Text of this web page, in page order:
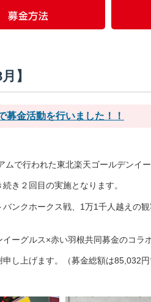
】
募金活動を行いました！！
で行われた東北楽天ゴールデンイ
き２回目の実施となります。
ンクホークス戦、1万1千人越えの
ーグルス×赤い羽根共同募金のコラ
し上げます。（募金総額は85,032円